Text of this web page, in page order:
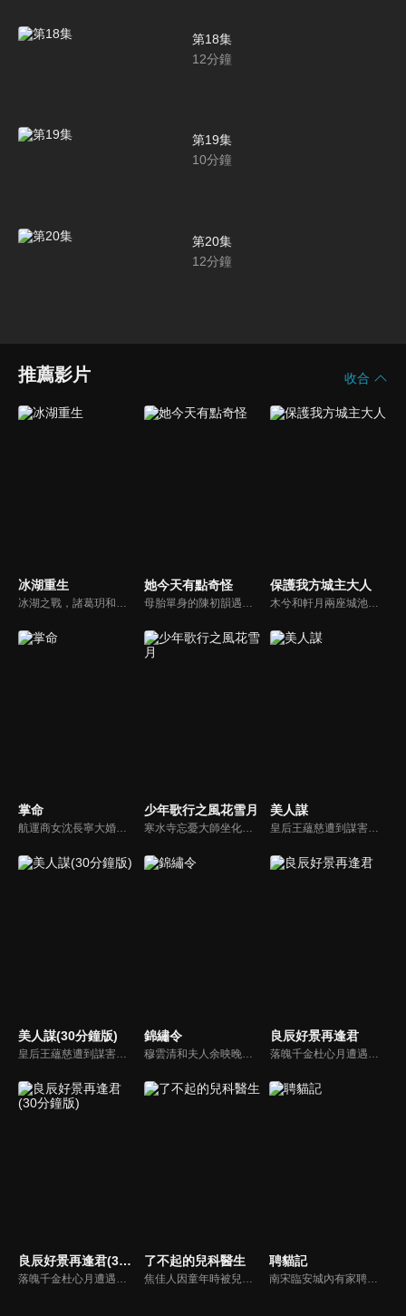
第18集
12分鐘
第19集
10分鐘
第20集
12分鐘
推薦影片 收合
冰湖重生
冰湖之戰，諸葛玥和楚喬落入冰湖，楚喬被燕洵所救，得知諸葛玥已死，她尋機刺殺燕洵，為諸葛玥報仇。楚喬在卞唐幾次三番受到一位神秘男子的幫助，她有種似曾相識的感覺，不禁懷疑諸葛玥還活著。燕洵變本加厲，掀起四國紛亂。最終，楚喬能否平定天下並再與諸葛玥重聚？
她今天有點奇怪
母胎單身的陳初韻遇上來自宇宙A0295星球的外星人柳千。柳千來地球的任務是為了糾正因為技術失誤導致的錯誤配對。為了幫助陳初韻擺脫的相親對象，柳千只好借用陳初韻身體，沒想到卻搞出了一堆烏龍...
保護我方城主大人
木兮和軒月兩座城池世代交惡，試圖吞併彼此。木兮城老城主只得一女葉昭南。老城主便秘密隱藏了女兒的性別，從小命昭南女扮男裝，即便繼承了城主，也始終以男兒身示人。一次意外，葉昭南墜崖，陰差陽錯，遇到了軒月城城主柳軒冥，從此開啟了一段奇妙的命運。
掌命
航運商女沈長寧大婚之夜被滅門沉江，卻奇蹟般重生為都督裴煜府中舞姬"夕顏"。背負血海深仇的她，以美色為餌、智謀為盾，步步為營，誓要揭開沈家冤案的真相。她與負責查案、權傾朝野的都督裴煜展開博弈，鬥智攻心。殊不知裴煜早已識破其身份，卻選擇暗中守護，甘願做她復仇利刃。
少年歌行之風花雪月
寒水寺忘憂大師坐化後，一口神秘的黃金棺材入世，掀起江湖紛爭。各方勢力針鋒相對，雷無桀、蕭瑟、唐蓮、司空千落、天女蕊等相繼捲入爭端，一場圍繞黃金棺材的故事即將上演，策馬江湖夢，倚劍踏歌行，黃金棺材的秘密，逐漸浮現...
美人謀
皇后王蘊慈遭到謀害後，因一塊上古玉佩而重生，換了個新身份，成為端王妃江錦璃。生辰變忌日，小叔變夫君。在誤以為端王爺為謀反而害死自己，決意復仇之際，又屢屢感受到“端王爺”對自己的關心和守護，於是看似兩個各懷心事的人從互相利用到付出真心...
美人謀(30分鐘版) 錦繡令
穆雲清和夫人余映晚為保護城主令雙雙被殺。余映晚醒來發現自己重生了，而穆雲清對她卻極為厭惡。為了查出真凶，余映晚留在城主府見招拆招，卻發現穆雲清也是重生而來。幕後主使伺機而動，他們能否改寫命運…
良辰好景再逢君
良辰好景再逢君(30分鐘版)
落魄千金杜心月遭遇家庭變故後，獨立經營家中酒館的同時，也不停追查父親離奇死亡的真相。最終與愛人蘇星落攜手，除掉了危害百姓的幕後真凶，守護了家園。
了不起的兒科醫生
焦佳人因童年時被兒科醫生谷立峯救過一命，從此立下當兒科醫生的畢生志願。長大後順利進入精英雲集的童馨醫院，焦佳人和並肩作戰的同事鄧子昂、谷佳人、王航等經歷了重重的考驗，不僅要在臨牀一線與病魔做鬥爭，還要面對生活中的種種困境。最後，他們迎來了更美好的未來，也完成了自身的成長與昇華。
聘貓記
南宋臨安城內有家聘貓館，城中有需要狸奴的人家都會去店裡按流程聘貓回家。老闆娘張巧兒因為一樁大案結識了捕頭馬青山。隨著案情的深入，張巧兒的另一重身份被揭開，原來她竟是民間有名的“小賊貓”，也是馬青山一直追捕的物件。兩人在你追我逃間產生情愫，最終兩人一同揪出幕後兇手，並守護了臨安城。